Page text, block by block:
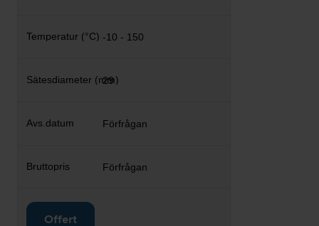
-10 - 150
29
Förfrågan
Förfrågan
Offert